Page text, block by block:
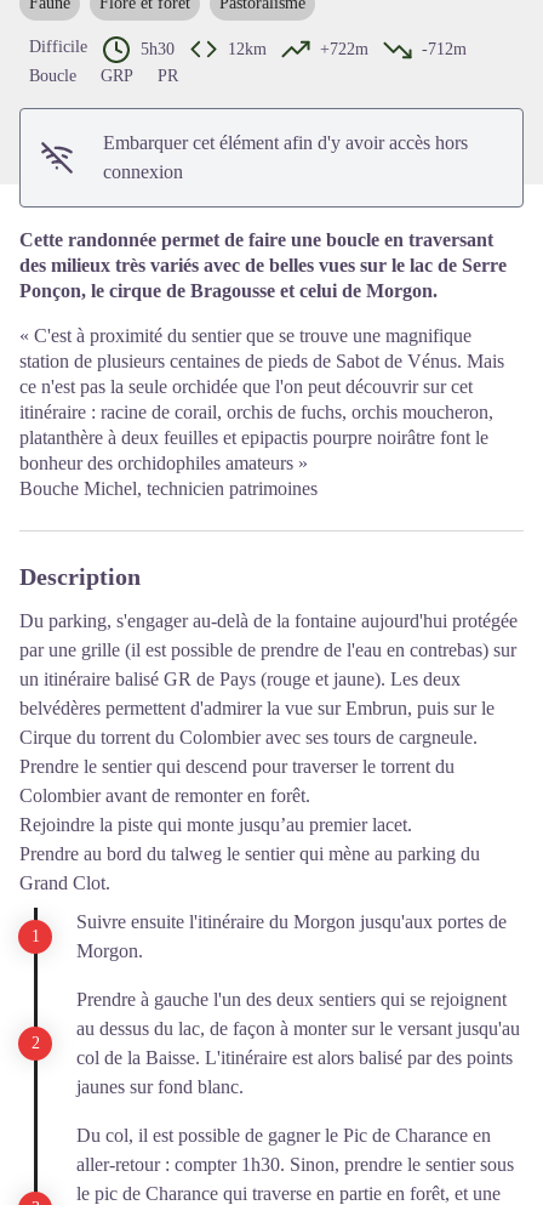
Voir l'image en plein écran
Difficile 5h30 12km +722m
-712m
Boucle
GRP PR
Embarquer cet élément afin d'y avoir accès hors
connexion
Cette randonnée permet de faire une boucle en traversant
des milieux très variés avec de belles vues sur le lac de Serre
Ponçon, le cirque de Bragousse et celui de Morgon.
« C'est à proximité du sentier que se trouve une magnifique
station de plusieurs centaines de pieds de Sabot de Vénus. Mais
ce n'est pas la seule orchidée que l'on peut découvrir sur cet
itinéraire : racine de corail, orchis de fuchs, orchis moucheron,
platanthère à deux feuilles et epipactis pourpre noirâtre font le
bonheur des orchidophiles amateurs »
Bouche Michel, technicien patrimoines
Description
Du parking, s'engager au-delà de la fontaine aujourd'hui protégée
par une grille (il est possible de prendre de l'eau en contrebas) sur
un itinéraire balisé GR de Pays (rouge et jaune). Les deux
belvédères permettent d'admirer la vue sur Embrun, puis sur le
Cirque du torrent du Colombier avec ses tours de cargneule.
Prendre le sentier qui descend pour traverser le torrent du
Colombier avant de remonter en forêt.
Rejoindre la piste qui monte jusqu’au premier lacet.
Prendre au bord du talweg le sentier qui mène au parking du
Grand Clot.
Suivre ensuite l'itinéraire du Morgon jusqu'aux portes de
Morgon.
Prendre à gauche l'un des deux sentiers qui se rejoignent
au dessus du lac, de façon à monter sur le versant jusqu'au
col de la Baisse. L'itinéraire est alors balisé par des points
jaunes sur fond blanc.
Du col, il est possible de gagner le Pic de Charance en
aller-retour : compter 1h30. Sinon, prendre le sentier sous
le pic de Charance qui traverse en partie en forêt, et une